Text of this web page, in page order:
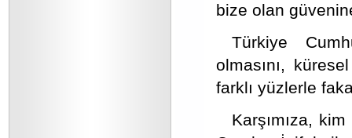
bize olan
Türkiye
olmasını,
farklı yüzlerle
Karşımıza,